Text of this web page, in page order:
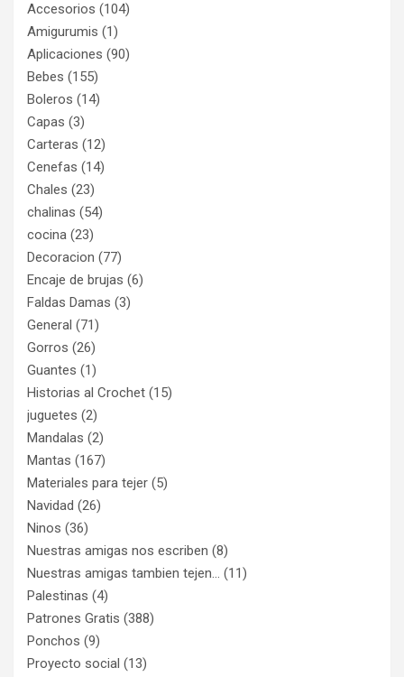
Accesorios (104)
Amigurumis (1)
Aplicaciones (90)
Bebes (155)
Boleros (14)
Capas (3)
Carteras (12)
Cenefas (14)
Chales (23)
chalinas (54)
cocina (23)
Decoracion (77)
Encaje de brujas (6)
Faldas Damas (3)
General (71)
Gorros (26)
Guantes (1)
Historias al Crochet (15)
juguetes (2)
Mandalas (2)
Mantas (167)
Materiales para tejer (5)
Navidad (26)
Ninos (36)
Nuestras amigas nos escriben (8)
Nuestras amigas tambien tejen… (11)
Palestinas (4)
Patrones Gratis (388)
Ponchos (9)
Proyecto social (13)